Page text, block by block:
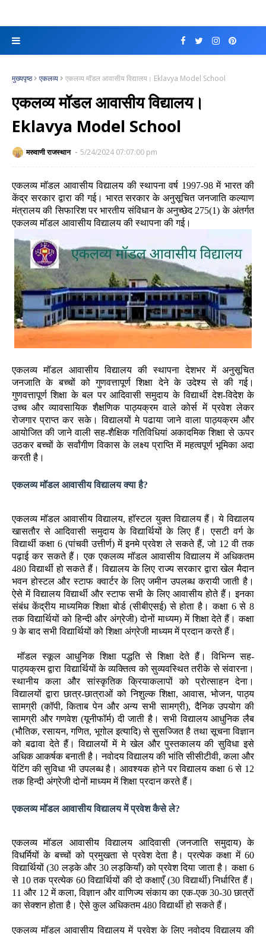
मुख्यपृष्ठ एकलव्य एकलव्य मॉडल आवासीय विद्यालय। Eklavya Model School
एकलव्य मॉडल आवासीय विद्यालय।
Eklavya Model School
मरुवाणी राजस्थान 5/24/2024 07:07:00 pm
एकलव्य मॉडल आवासीय विद्यालय की स्थापना वर्ष 1997-98 में भारत की
केंद्र सरकार द्वारा की गई। भारत सरकार के अनुसूचित जनजाति कल्याण
मंत्रालय की सिफारिश पर भारतीय संविधान के अनुच्छेद 275(1) के अंतर्गत
एकलव्य मॉडल आवासीय विद्यालय की स्थापना की गई।
एकलव्य मॉडल आवासीय विद्यालय की स्थापना देशभर में अनुसूचित
जनजाति के बच्चों को गुणवत्तापूर्ण शिक्षा देने के उदेश्य से की गई।
गुणवत्तापूर्ण शिक्षा के बल पर आदिवासी समुदाय के विद्यार्थी देश-विदेश के
उच्च और व्यावसायिक शैक्षणिक पाठ्यक्रम वाले कोर्स में प्रवेश लेकर
रोजगार प्राप्त कर सके। विद्यालयों मे पढाया जाने वाला पाठ्यक्रम और
आयोजित की जाने वाली सह-शैक्षिक गतिविधियां अकादमिक शिक्षा से ऊपर
उठकर बच्चों के सर्वांगीण विकास के लक्ष्य प्राप्ति में महत्वपूर्ण भूमिका अदा
करती है।
एकलव्य मॉडल आवासीय विद्यालय क्या है?
एकलव्य मॉडल आवासीय विद्यालय, हाॅस्टल युक्त विद्यालय हैं। ये विद्यालय
खासतौर से आदिवासी समुदाय के विद्यार्थियों के लिए हैं। एसटी वर्ग के
विद्यार्थी कक्षा 6 (पांचवी उत्तीर्ण) में इनमे प्रवेश ले सकते हैं, जो 12 वी तक
पढ़ाई कर सकते हैं। एक एकलव्य मॉडल आवासीय विद्यालय में अधिकतम
480 विद्यार्थी हो सकते हैं। विद्यालय के लिए राज्य सरकार द्वारा खेल मैदान
भवन होस्टल और स्टाफ क्वार्टर के लिए जमीन उपलब्ध करायी जाती है।
ऐसे में विद्यालय विद्यार्थी और स्टाफ सभी के लिए आवासीय होते हैं। इनका
संबंध केंद्रीय माध्यमिक शिक्षा बोर्ड (सीबीएसई) से होता है। कक्षा 6 से 8
तक विद्यार्थियों को हिन्दी और अंग्रेजी) दोनों माध्यम) में शिक्षा देते हैं। कक्षा
9 के बाद सभी विद्यार्थियों को शिक्षा अंग्रेजी माध्यम में प्रदान करते हैं।
मॉडल स्कूल आधुनिक शिक्षा पद्धति से शिक्षा देते हैं। विभिन्न सह-
पाठ्यक्रम द्वारा विद्यार्थियों के व्यक्तित्व को सुव्यवस्थित तरीके से संवारना।
स्थानीय कला और सांस्कृतिक क्रियाकलापों को प्रोत्साहन देना।
विद्यालयों द्वारा छात्र-छात्राओं को निशुल्क शिक्षा, आवास, भोजन, पाठ्य
सामग्री (कॉपी, किताब पेन और अन्य सभी सामग्री), दैनिक उपयोग की
सामग्री और गणवेश (यूनीफॉर्म) दी जाती है। सभी विद्यालय आधुनिक लैब
(भौतिक, रसायन, गणित, भूगोल इत्यादि) से सुसज्जित है तथा सूचना विज्ञान
को बढावा देते हैं। विद्यालयों में मे खेल और पुस्तकालय की सुविधा इसे
अधिक आकर्षक बनाती है। नवोदय विद्यालय की भांति सीसीटीवी, कला और
पेंटिंग की सुविधा भी उपलब्ध है। आवश्यक होने पर विद्यालय कक्षा 6 से 12
तक हिन्दी अंग्रेजी दोनों माध्यम में शिक्षा प्रदान करते हैं।
एकलव्य मॉडल आवासीय विद्यालय में प्रवेश कैसे ले?
एकलव्य मॉडल आवासीय विद्यालय आदिवासी (जनजाति समुदाय) के
विधर्मियों के बच्चों को प्रमुखता से प्रवेश देता है। प्रत्येक कक्षा में 60
विद्यार्थियों (30 लड़के और 30 लड़कियाँ) को प्रवेश दिया जाता है। कक्षा 6
से 10 तक प्रत्येक 60 विद्यार्थियों की दो कक्षाएँ (30 विद्यार्थी) निर्धारित हैं।
11 और 12 में कला, विज्ञान और वाणिज्य संकाय का एक-एक 30-30 छात्रों
का सेक्शन होता है। ऐसे कुल अधिकतम 480 विद्यार्थी हो सकते हैं।
एकलव्य मॉडल आवासीय विद्यालय में प्रवेश के लिए नवोदय विद्यालय की